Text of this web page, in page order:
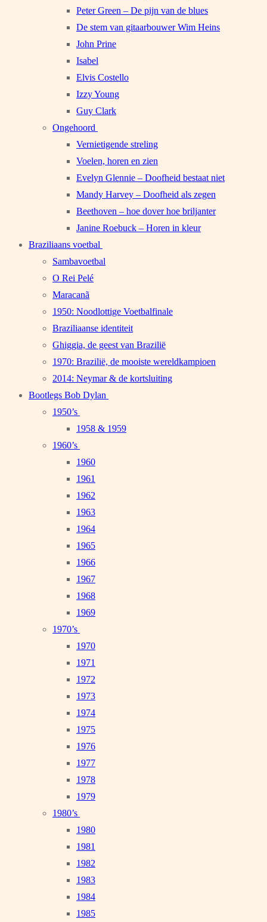
Peter Green – De pijn van de blues
De stem van gitaarbouwer Wim Heins
John Prine
Isabel
Elvis Costello
Izzy Young
Guy Clark
Ongehoord
Vernietigende streling
Voelen, horen en zien
Evelyn Glennie – Doofheid bestaat niet
Mandy Harvey – Doofheid als zegen
Beethoven – hoe dover hoe briljanter
Janine Roebuck – Horen in kleur
Braziliaans voetbal
Sambavoetbal
O Rei Pelé
Maracanã
1950: Noodlottige Voetbalfinale
Braziliaanse identiteit
Ghiggia, de geest van Brazilië
1970: Brazilië, de mooiste wereldkampioen
2014: Neymar & de kortsluiting
Bootlegs Bob Dylan
1950’s
1958 & 1959
1960’s
1960
1961
1962
1963
1964
1965
1966
1967
1968
1969
1970’s
1970
1971
1972
1973
1974
1975
1976
1977
1978
1979
1980’s
1980
1981
1982
1983
1984
1985